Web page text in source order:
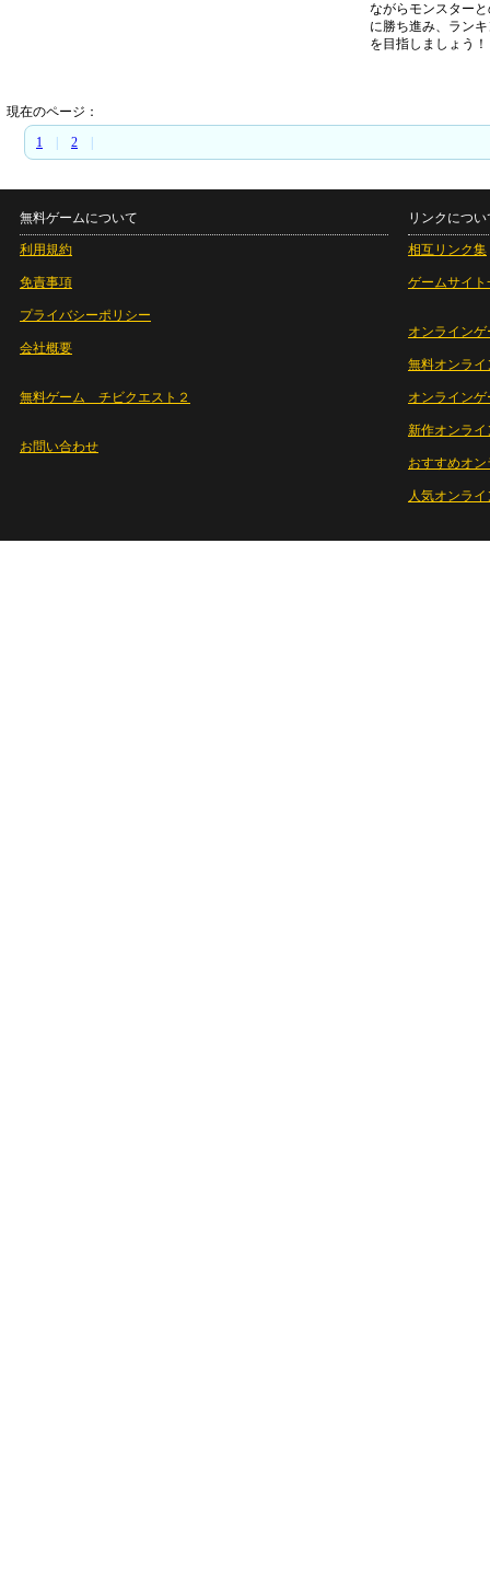
ながらモンスター
に勝ち進み、ラン
を目指しましょう！
現在のページ：
1
2
無料ゲームについて
利用規約
免責事項
プライバシーポリシー
会社概要
無料ゲーム チビクエスト２
お問い合わせ
リンクについ
相互リンク集
ゲームサイト
オンラインゲ
無料オンライ
オンライン
新作オンライ
おすすめオ
人気オンラ